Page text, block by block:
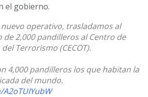
el gobierno.
nuevo operativo, trasladamos al
de 2,000 pandilleros al Centro de
Terrorismo (CECOT).
4,000 pandilleros los que habitan la
del mundo.